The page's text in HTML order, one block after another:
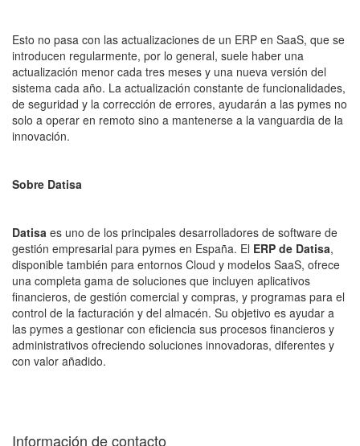
Esto no pasa con las actualizaciones de un ERP en SaaS, que se
introducen regularmente, por lo general, suele haber una
actualización menor cada tres meses y una nueva versión del
sistema cada año. La actualización constante de funcionalidades,
de seguridad y la corrección de errores, ayudarán a las pymes no
solo a operar en remoto sino a mantenerse a la vanguardia de la
innovación.
Sobre Datisa
Datisa es uno de los principales desarrolladores de software de
gestión empresarial para pymes en España. El ERP de Datisa,
disponible también para entornos Cloud y modelos SaaS, ofrece
una completa gama de soluciones que incluyen aplicativos
financieros, de gestión comercial y compras, y programas para el
control de la facturación y del almacén. Su objetivo es ayudar a
las pymes a gestionar con eficiencia sus procesos financieros y
administrativos ofreciendo soluciones innovadoras, diferentes y
con valor añadido.
Información de contacto